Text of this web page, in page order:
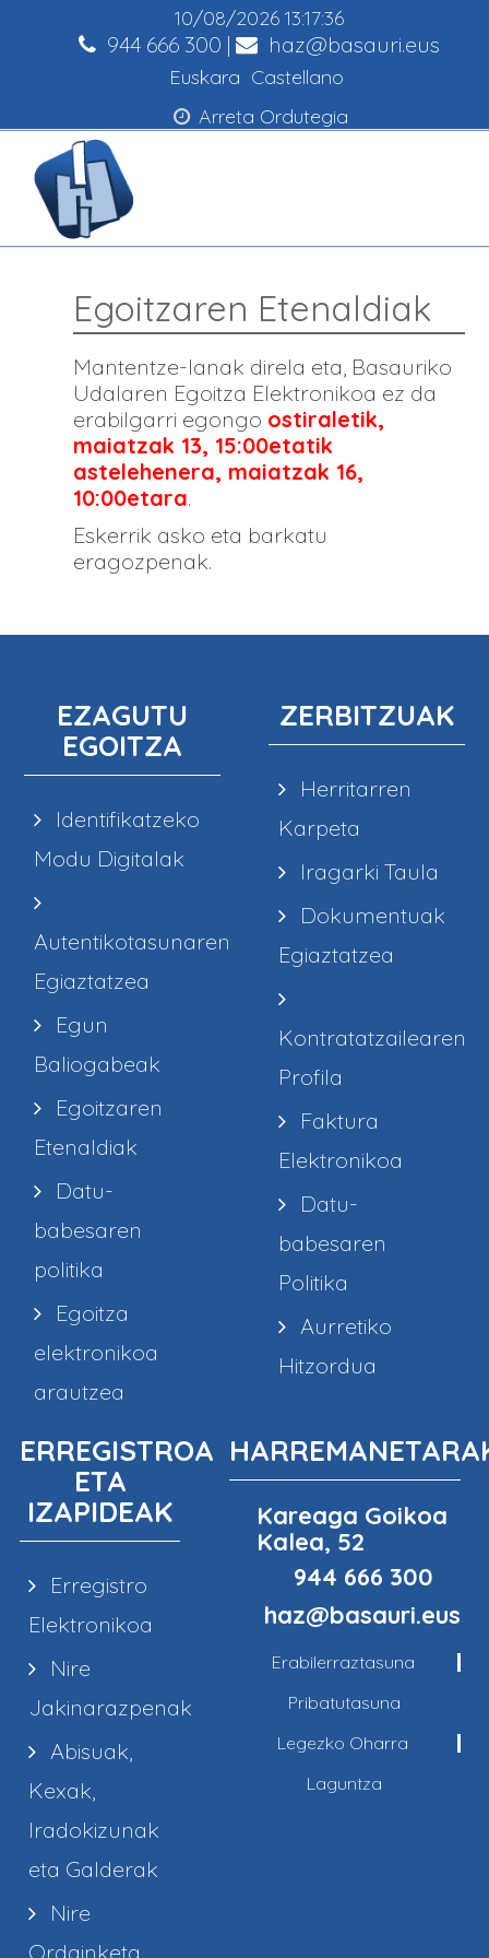
10/08/2026 13:17:36
944 666 300 | haz@basauri.eus
Euskara Castellano
Arreta Ordutegia
Egoitzaren Etenaldiak
Mantentze-lanak direla eta, Basauriko
Udalaren Egoitza Elektronikoa ez da
erabilgarri egongo ostiraletik,
maiatzak 13, 15:00etatik
astelehenera, maiatzak 16,
10:00etara.
Eskerrik asko eta barkatu
eragozpenak.
EZAGUTU
EGOITZA
Identifikatzeko
Modu Digitalak
Autentikotasunaren
Egiaztatzea
Egun
Baliogabeak
Egoitzaren
Etenaldiak
Datu-
babesaren
politika
Egoitza
elektronikoa
arautzea
ZERBITZUAK
Herritarren
Karpeta
Iragarki Taula
Dokumentuak
Egiaztatzea
Kontratatzailearen
Profila
Faktura
Elektronikoa
Datu-
babesaren
Politika
Aurretiko
Hitzordua
ERREGISTROA
ETA
IZAPIDEAK
Erregistro
Elektronikoa
Nire
Jakinarazpenak
Abisuak,
Kexak,
Iradokizunak
eta Galderak
Nire
Ordainketa
Kareaga Goikoa
Kalea, 52
944 666 300
haz@basauri.eus
Erabilerraztasuna
Pribatutasuna
Legezko Oharra
Laguntza